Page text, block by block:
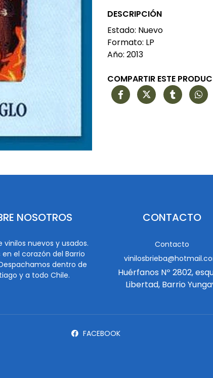
DESCRIPCIÓN
Estado: Nuevo
Formato: LP
Año: 2013
COMPARTIR ESTE
NOSOTROS
vinilos nuevos y usados.
en el corazón del Barrio
dentro de
y a todo Chile.
CONTACTO
Contacto
Huérfanos Nº 2802,
Libertad, Barrio
FACEBOOK